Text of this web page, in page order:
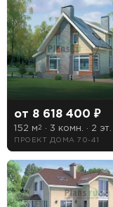
от 8 618 400 ₽
152 м 2 · 3 комн. · 2 эт.
ПРОЕКТ ДОМА 70-41
Даюсогласие
обработки